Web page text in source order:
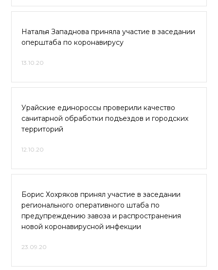
Наталья Западнова приняла участие в заседании
оперштаба по коронавирусу
13.10.20
Урайские единороссы проверили качество
санитарной обработки подъездов и городских
территорий
12.10.20
Борис Хохряков принял участие в заседании
регионального оперативного штаба по
предупреждению завоза и распространения
новой коронавирусной инфекции
23.09.20